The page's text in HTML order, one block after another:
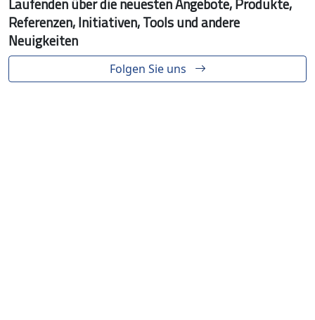
Referenzen, Initiativen, Tools und andere
Neuigkeiten
Folgen Sie uns